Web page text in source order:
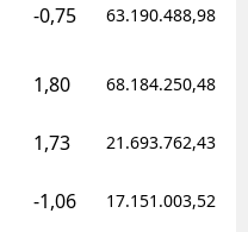
Zonguldak
Kırıkkale
-0,75 63.190.488,98
1,80 68.184.250,48
1,73 21.693.762,43
-1,06 17.151.003,52